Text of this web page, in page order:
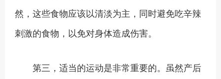
然，这些食物应该以清淡为主，同时避免吃辛辣
刺激的食物，以免对身体造成伤害。
第三，适当的运动是非常重要的。虽然产后